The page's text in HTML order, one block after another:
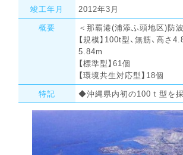
竣工年月
2012年3月
概要
＜那覇港(浦添ふ頭地区)防
【規模】100t型、無筋、高さ
5.84m
【標準型】61個
【環境共生対応型】18個
特記
◆沖縄県内初の100ｔ型を